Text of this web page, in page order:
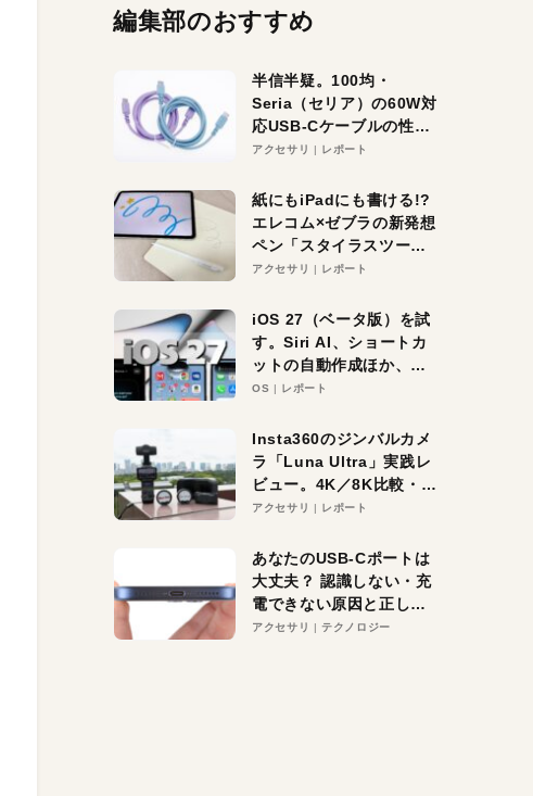
編集部のおすすめ
半信半疑。100均・
Seria（セリア）の60W対
応USB-Cケーブルの性能
を検証。超コスパの1本を
アクセサリ レポート
紙にもiPadにも書ける!?
エレコム×ゼブラの新発想
ペン「スタイラスツーウ
ェイ」レビュー。持ち替
アクセサリ レポート
iOS 27（ベータ版）を試
す。Siri AI、ショートカ
ットの自動作成ほか、期
待大の便利機能5選。
る未来はすぐそこ！
OS レポート
Insta360のジンバルカメ
ラ「Luna Ultra」実践レ
ビュー。4K／8K比較・ズ
ーム・夜間撮影をチェッ
アクセサリ レポート
あなたのUSB-Cポートは
大丈夫？ 認識しない・充
電できない原因と正しい
対策
アクセサリ テクノロジー